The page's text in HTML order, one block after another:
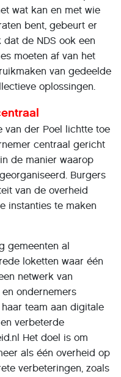
wat kan en met wie
bent, gebeurt er
dat de NDS ook een
moeten af van het
van gedeelde
oplossingen.
van der Poel lichtte toe
centraal gericht
de manier waarop
Burgers
van de overheid
instanties te maken
gemeenten al
loketten waar één
netwerk van
ondernemers
team aan digitale
verbeterde
Het doel is om
als één overheid op
verbeteringen, zoals